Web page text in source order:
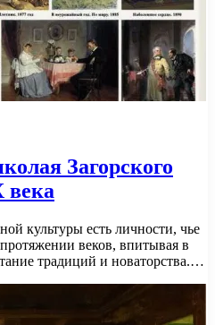
Загорского
века
культуры есть личности, чье
веков, впитывая в
традиций и новаторства.…